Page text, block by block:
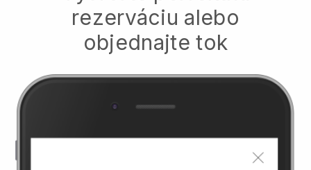
rezerváciu alebo
objednajte tok